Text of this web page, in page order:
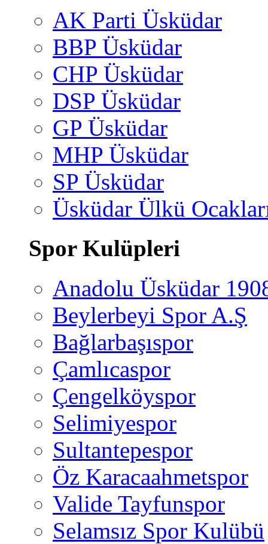
AK Parti Üsküdar
BBP Üsküdar
CHP Üsküdar
DSP Üsküdar
GP Üsküdar
MHP Üsküdar
SP Üsküdar
Üsküdar Ülkü
Spor Kulüpleri
Anadolu Üsküdar
Beylerbeyi Spor A.Ş
Bağlarbaşıspor
Çamlıcaspor
Çengelköyspor
Selimiyespor
Sultantepespor
Öz Karacaahmetspor
Valide Tayfunspor
Selamsız Spor Kulübü